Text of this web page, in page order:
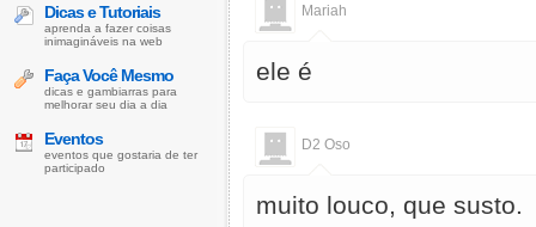
Mariah
ele é
D2 Oso
muito louco, que susto.
Dicas e Tutoriais
aprenda a fazer coisas
inimagináveis na web
Faça Você Mesmo
dicas e gambiarras para
melhorar seu dia a dia
Eventos
eventos que gostaria de ter
participado